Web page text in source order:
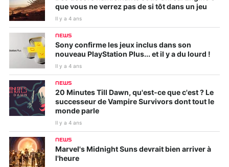
que vous ne verrez pas de si tôt dans un jeu
Il y a 4 ans
NEWS
Sony confirme les jeux inclus dans son
nouveau PlayStation Plus... et il y a du lourd !
Il y a 4 ans
NEWS
20 Minutes Till Dawn, qu'est-ce que c'est ? Le
successeur de Vampire Survivors dont tout le
monde parle
Il y a 4 ans
NEWS
Marvel's Midnight Suns devrait bien arriver à
l'heure